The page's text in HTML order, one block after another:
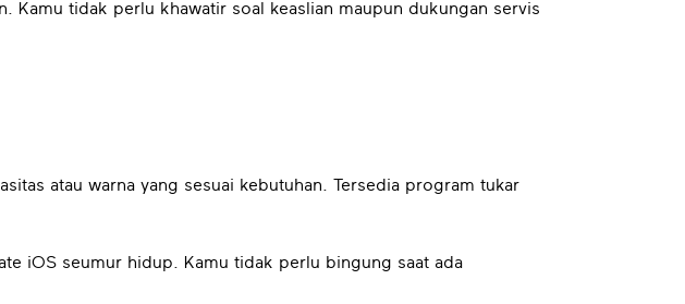
tidak perlu khawatir soal keaslian maupun dukungan servis
atau warna yang sesuai kebutuhan. Tersedia program tukar
iOS seumur hidup. Kamu tidak perlu bingung saat ada